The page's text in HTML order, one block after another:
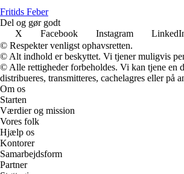
Fritids Feber
Del og gør godt
X
Facebook Instagram
© Respekter venligst ophavsretten.
© Alt indhold er beskyttet. Vi tjener muligvis
© Alle rettigheder forbeholdes. Vi kan tjene en
distribueres, transmitteres, cachelagres eller på
Om os
Starten
Værdier og mission
Vores folk
Hjælp os
Kontorer
Samarbejdsform
Partner